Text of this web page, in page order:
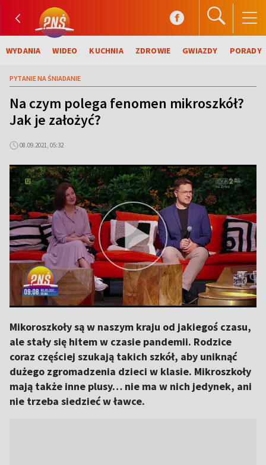
WYDANIA WIDEO KUCHNIA ZDROWIE GWIAZDY PORADY
PYTANIE NA ŚNIADANIE
Na czym polega fenomen mikroszkół?
Jak je założyć?
08.09.2021, 05:32
Mikoroszkoły są w naszym kraju od jakiegoś czasu,
ale stały się hitem w czasie pandemii. Rodzice
coraz częściej szukają takich szkół, aby uniknąć
dużego zgromadzenia dzieci w klasie. Mikroszkoły
mają także inne plusy… nie ma w nich jedynek, ani
nie trzeba siedzieć w ławce.